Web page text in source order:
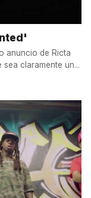
anuncio de Ricta
claramente un...